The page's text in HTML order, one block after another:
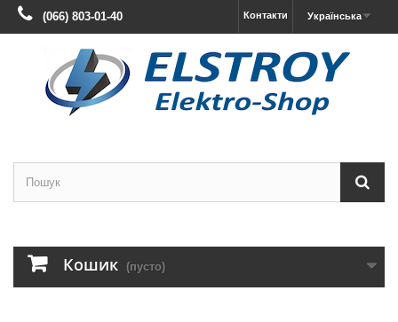
Українська
Контакти
(066) 803-01-40
Кошик (пусто)